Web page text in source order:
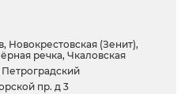
Новокрестовская (Зенит),
речка, Чкаловская
пр. д 3